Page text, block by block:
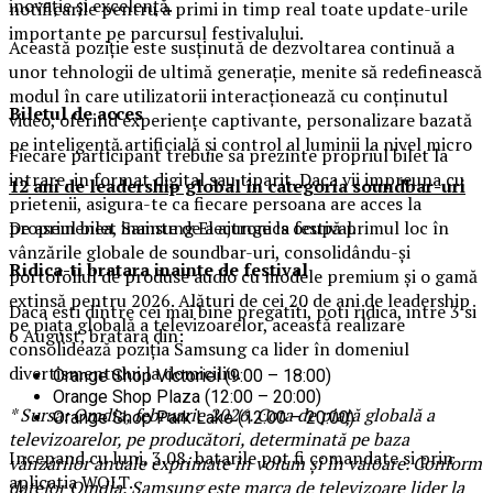
inovație și excelență.
Această poziție este susținută de dezvoltarea continuă a
unor tehnologii de ultimă generație, menite să redefinească
modul în care utilizatorii interacționează cu conținutul
video, oferind experiențe captivante, personalizare bazată
pe inteligență artificială și control al luminii la nivel micro
12 ani de leadership global în categoria soundbar-uri
De asemenea, Samsung Electronics ocupă primul loc în
vânzările globale de soundbar-uri, consolidându-și
portofoliul de produse audio cu modele premium și o gamă
extinsă pentru 2026. Alături de cei 20 de ani de leadership
pe piața globală a televizoarelor, această realizare
consolidează poziția Samsung ca lider în domeniul
divertismentului la domiciliu.
* Sursa: Omdia, februarie 2026. Cota de piață globală a
televizoarelor, pe producători, determinată pe baza
vânzărilor anuale exprimate în volum și în valoare. Conform
datelor Omdia, Samsung este marca de televizoare lider la
notificarile pentru a primi in timp real toate update-urile
importante pe parcursul festivalului.
Biletul de acces
Fiecare participant trebuie sa prezinte propriul bilet la
intrare, in format digital sau tiparit. Daca vii impreuna cu
prietenii, asigura-te ca fiecare persoana are acces la
propriul bilet inainte de a ajunge la festival.
Ridica-ti bratarainainte de festival
Daca esti dintre cei mai bine pregatiti, poti ridica, intre 3 si
6 August, bratara din:
Orange Shop Victoriei (9:00 – 18:00)
Orange Shop Plaza (12:00 – 20:00)
Orange Shop Park Lake (12:00 – 20:00)
Incepand cu luni, 3.08, batarile pot fi comandate si prin
aplicatia WOLT.